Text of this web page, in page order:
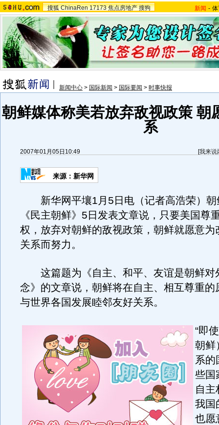
搜狐 ChinaRen 17173 焦点房地产 搜狗 新闻 -
新闻中心 > 国际新闻 > 国际要闻 > 时事快报
朝鲜媒体称美若放弃敌视政策 朝
系
2007年01月05日10:49 [我来说
来源：新华网
新华网平壤1月5日电（记者高浩荣）朝
《民主朝鲜》5日发表文章说，只要美国尊
权，放弃对朝鲜的敌视政策，朝鲜就愿意为
关系而努力。
这篇题为《自主、和平、友谊是朝鲜对
念》的文章说，朝鲜将在自主、相互尊重的
与世界各国发展睦邻友好关系。
“即
朝鲜
系的
些国
自主
我国
也愿